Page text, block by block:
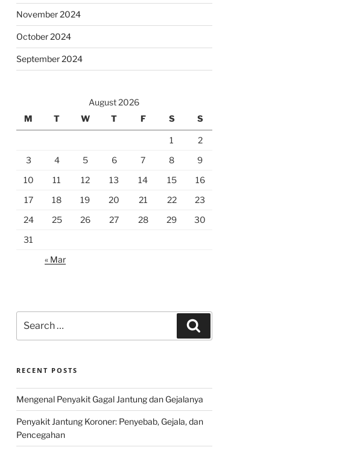
November 2024
October 2024
September 2024
August 2026
M
T W T F S S
1
2
3
4 5 6 7 8
9
10
11 12 13 14 15
16
17
18 19 20 21 22
23
24
25 26 27 28 29
30
31
« Mar
for:
RECENT POSTS
Mengenal Penyakit Gagal Jantung dan Gejalanya
Penyakit Jantung Koroner: Penyebab, Gejala, dan
Pencegahan